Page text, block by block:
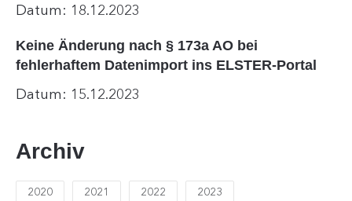
Datum: 18.12.2023
Keine Änderung nach § 173a AO bei
fehlerhaftem Datenimport ins ELSTER-Portal
Datum: 15.12.2023
Archiv
2020 2021 2022 2023